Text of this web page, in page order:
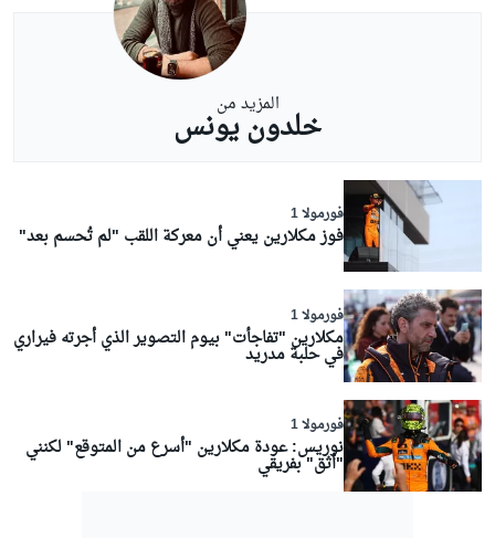
المزيد من
خلدون يونس
فورمولا 1
فوز مكلارين يعني أن معركة اللقب "لم تُحسم بعد"
فورمولا 1
مكلارين "تفاجأت" بيوم التصوير الذي أجرته فيراري
في حلبة مدريد
فورمولا 1
نوريس: عودة مكلارين "أسرع من المتوقع" لكنني
"أثق" بفريقي